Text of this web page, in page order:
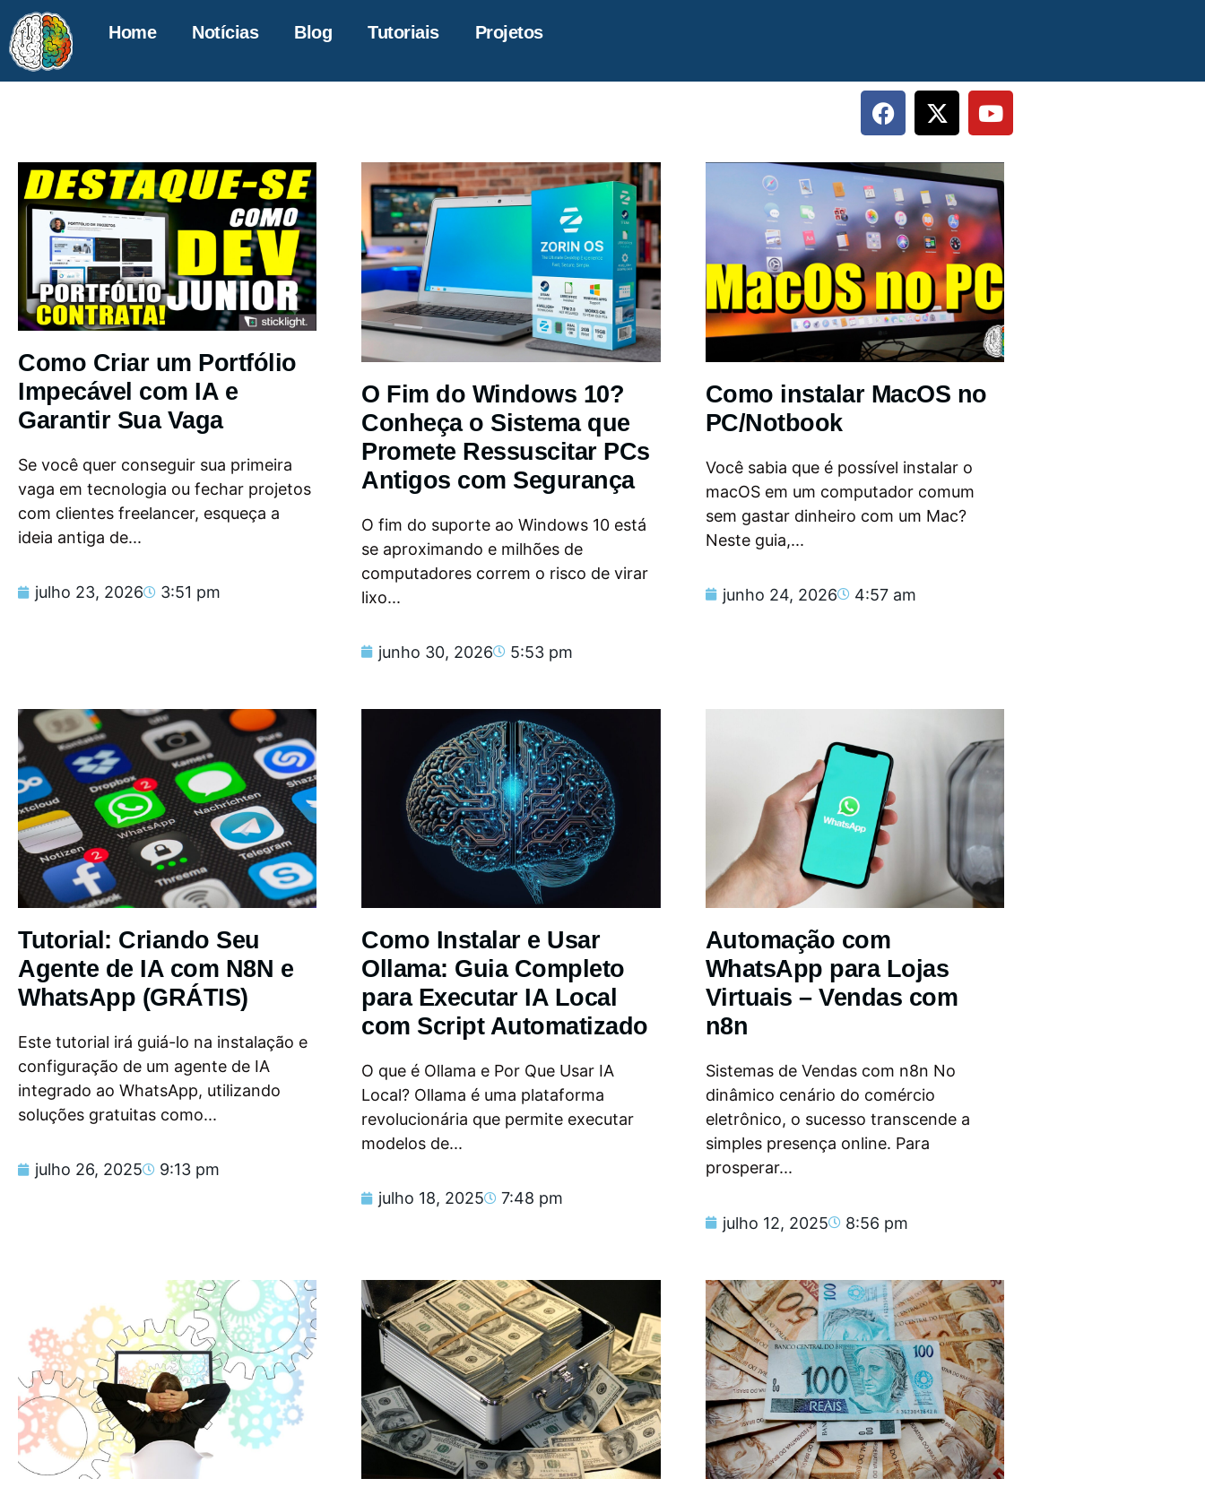
Home Notícias Blog Tutoriais Projetos
Como Criar um Portfólio
Impecável com IA e
Garantir Sua Vaga
Se você quer conseguir sua primeira
vaga em tecnologia ou fechar projetos
com clientes freelancer, esqueça a
ideia antiga de...
julho 23, 2026 3:51 pm
O Fim do Windows 10?
Conheça o Sistema que
Promete Ressuscitar PCs
Antigos com Segurança
O fim do suporte ao Windows 10 está
se aproximando e milhões de
computadores correm o risco de virar
lixo...
junho 30, 2026 5:53 pm
Como instalar MacOS no
PC/Notbook
Você sabia que é possível instalar o
macOS em um computador comum
sem gastar dinheiro com um Mac?
Neste guia,...
junho 24, 2026 4:57 am
Tutorial: Criando Seu
Agente de IA com N8N e
WhatsApp (GRÁTIS)
Este tutorial irá guiá-lo na instalação e
configuração de um agente de IA
integrado ao WhatsApp, utilizando
soluções gratuitas como...
julho 26, 2025 9:13 pm
Como Instalar e Usar
Ollama: Guia Completo
para Executar IA Local
com Script Automatizado
O que é Ollama e Por Que Usar IA
Local? Ollama é uma plataforma
revolucionária que permite executar
modelos de...
julho 18, 2025 7:48 pm
Automação com
WhatsApp para Lojas
Virtuais – Vendas com
n8n
Sistemas de Vendas com n8n No
dinâmico cenário do comércio
eletrônico, o sucesso transcende a
simples presença online. Para
prosperar...
julho 12, 2025 8:56 pm